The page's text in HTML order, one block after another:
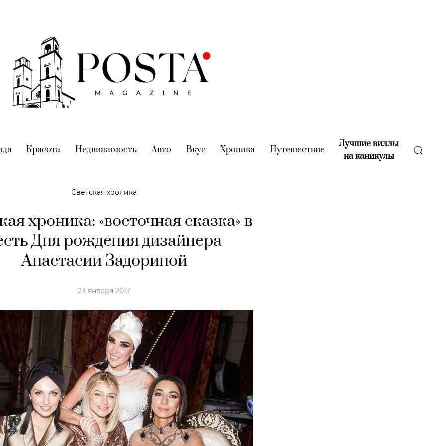
(current)
Красота (current)
Недвижимость(current)
Авто (current)
Вкус (current)
Хроника (current)
Путешествие(current)
Лучшие виллы
на каникулы(current)
Светская хроника
хроника: «восточная сказка» в
Дня рождения дизайнера
Анастасии Задориной
23 января 2017